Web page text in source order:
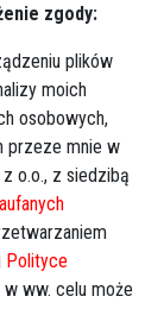
zgody:
plików
moich
osobowych,
przeze mnie w
o.o., z siedzibą
Polityce
ww. celu może